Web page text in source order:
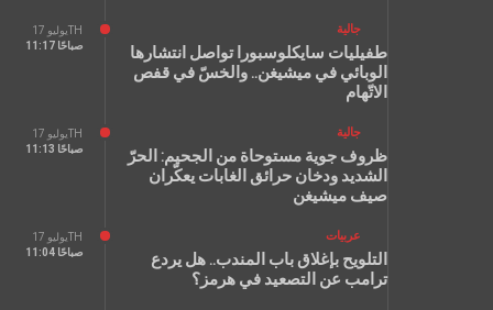
يوليو 17TH
11:17 صباحًا
جالية
طفيليات سايكلوسبورا تواصل انتشارها
الوبائي في ميشيغن.. والخسّ في قفص
الاتّهام
يوليو 17TH
11:13 صباحًا
جالية
ظروف جوية مستوحاة من الجحيم: الحرّ
الشديد ودخان حرائق الغابات يعكّران
صيف ميشيغن
يوليو 17TH
11:04 صباحًا
عربيات
التلويح بإغلاق باب المندب.. هل يردع
ترامب عن التصعيد في هرمز؟